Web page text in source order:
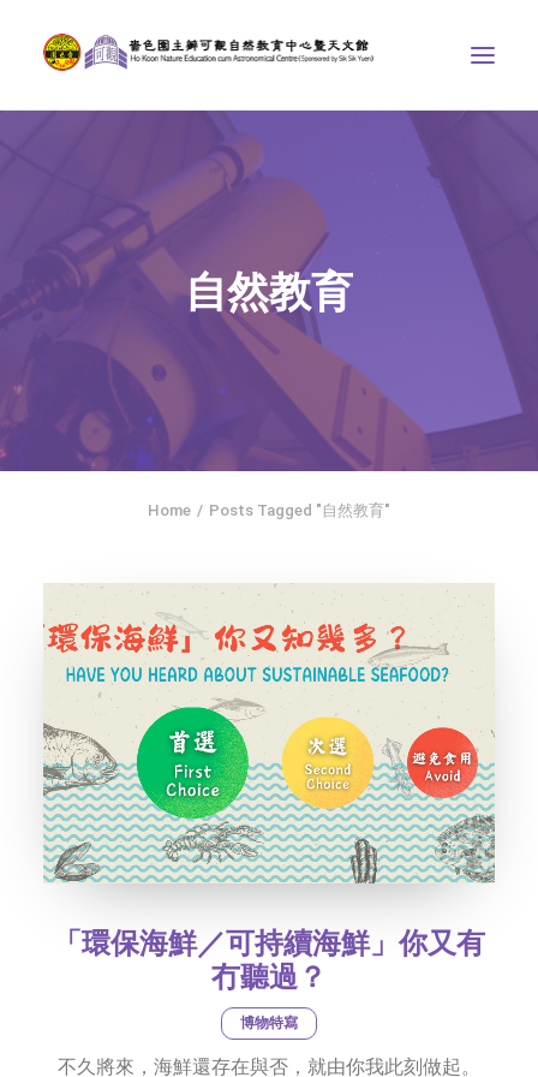
天文館
博物天地
比賽/專題計劃
聯絡我們
SEARCH
社交平台
字型大小
自然教育
Home Posts Tagged "自然教育"
「環保海鮮／可持續海鮮」你又有
冇聽過？
博物特寫
不久將來，海鮮還存在與否，就由你我此刻做起。